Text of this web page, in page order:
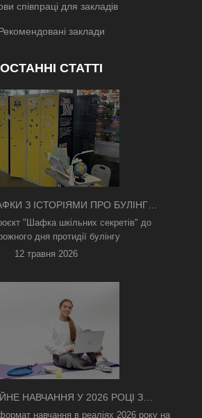
співпраці для закладів
заклади
ОСТАННІ СТАТТІ
З ІСТОРІЯМИ ПРО БУЛІНГ
В КИЄВІ
"Шафка шкільних секретів" до
дня протидії булінгу
12 травня 2026
НАВЧАННЯ У 2026 РОЦІ З
БЕЗ СВІТЛА: ЯК АСИНХРОННИЙ
навчання в реаліях 2026 року на